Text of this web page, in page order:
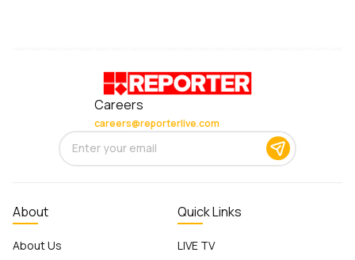
Careers
careers@reporterlive.com
About
About Us
Quick Links
LIVE TV